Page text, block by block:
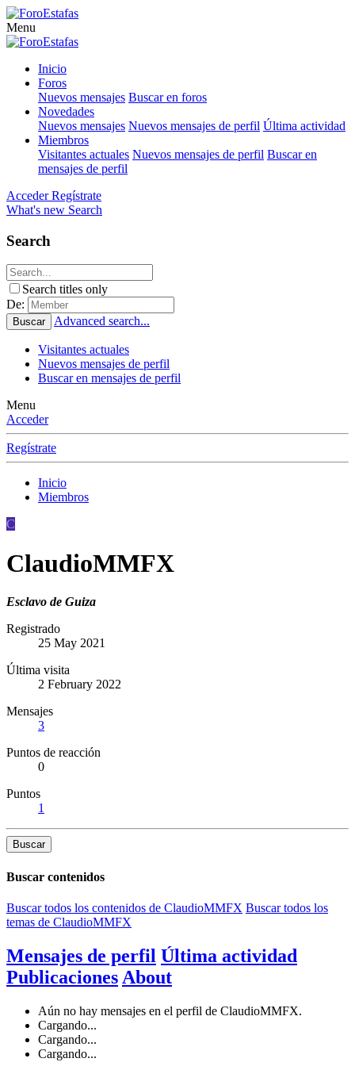
Menu
Inicio
Foros
Nuevos mensajes Buscar en foros
Novedades
Nuevos mensajes Nuevos mensajes de perfil Última actividad
Miembros
Visitantes actuales Nuevos mensajes de perfil Buscar en
mensajes de perfil
Acceder Regístrate
What's new Search
Search
Search titles only
De:
Buscar Advanced search...
Visitantes actuales
Nuevos mensajes de perfil
Buscar en mensajes de perfil
Menu
Acceder
Regístrate
Inicio
Miembros
C
ClaudioMMFX
Esclavo de Guiza
Registrado
25 May 2021
Última visita
2 February 2022
Mensajes
3
Puntos de reacción
0
Puntos
1
Buscar
Buscar contenidos
Buscar todos los contenidos de ClaudioMMFX Buscar todos los
temas de ClaudioMMFX
Mensajes de perfil Última actividad
Publicaciones About
Aún no hay mensajes en el perfil de ClaudioMMFX.
Cargando...
Cargando...
Cargando...